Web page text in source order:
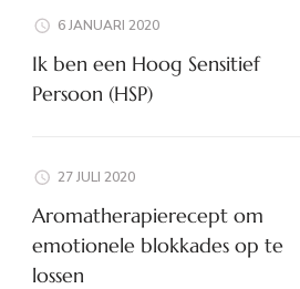
6 JANUARI 2020
Ik ben een Hoog Sensitief
Persoon (HSP)
27 JULI 2020
Aromatherapierecept om
emotionele blokkades op te
lossen